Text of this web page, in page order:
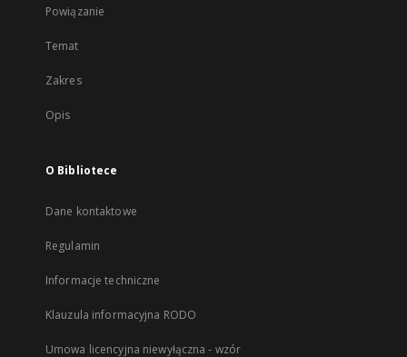
Powiązanie
Temat
Zakres
Opis
O Bibliotece
Dane kontaktowe
Regulamin
Informacje techniczne
Klauzula informacyjna RODO
Umowa licencyjna niewyłączna - wzór